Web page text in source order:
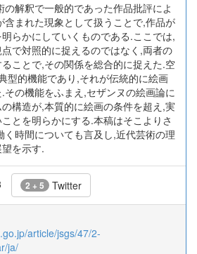
解釈で一般的であった作品批評によ
含まれた現象として扱うことで,作品が
らかにしていくものである.ここでは,
で対照的に捉えるのではなく,両者の
ことで,その関係を総合的に捉えた.空
型的機能であり,それが伝統的に絵画
その機能をふまえ,セザンヌの絵画論に
構造が,本質的に絵画の条件を超え,実
とを明らかにする.本稿はそこよりさ
く時間についても言及し,近代芸術の理
を示す.
2 + 5 Twitter
article/jsgs/47/2-
ja/